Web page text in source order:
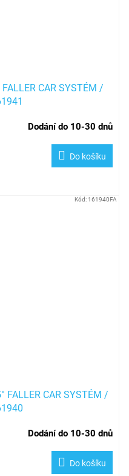
CAR SYSTÉM /
Dodání do 10-30 dnů
Do košíku
FALLER CAR SYSTÉM /
Dodání do 10-30 dnů
Do košíku
Kód: 161940FA